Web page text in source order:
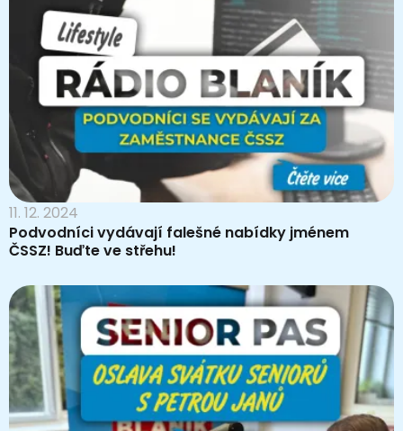
11. 12. 2024
Podvodníci vydávají falešné nabídky jménem
ČSSZ! Buďte ve střehu!